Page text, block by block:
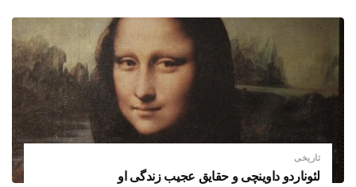
تاریخی
لئوناردو داوینچی و حقایق عجیب زندگی او